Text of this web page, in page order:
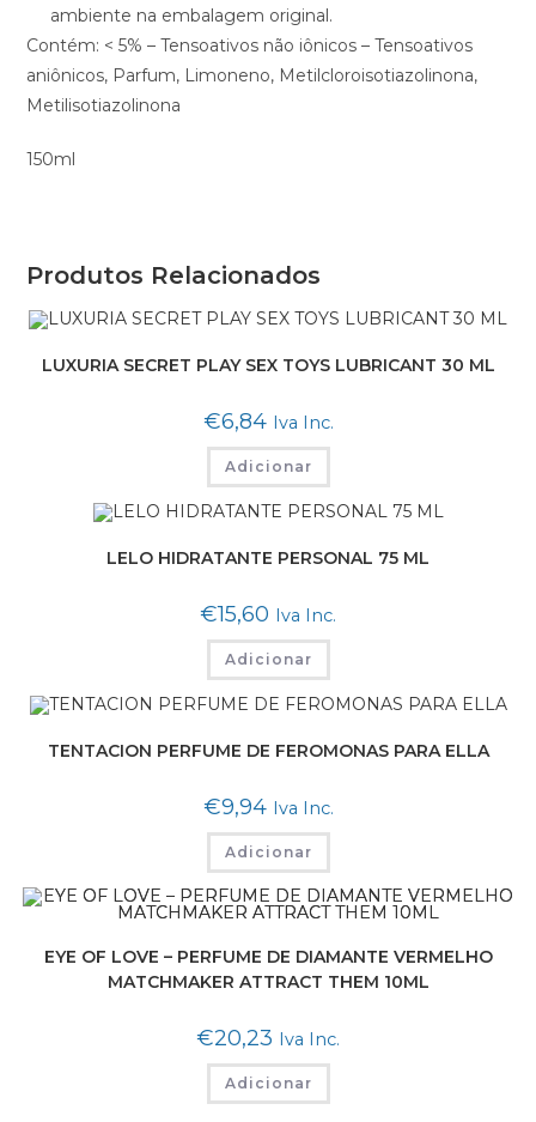
ambiente na embalagem original.
Contém: < 5% – Tensoativos não iônicos – Tensoativos
aniônicos, Parfum, Limoneno, Metilcloroisotiazolinona,
Metilisotiazolinona
150ml
Produtos Relacionados
LUXURIA SECRET PLAY SEX TOYS LUBRICANT 30 ML
€6,84 Iva Inc.
Adicionar
LELO HIDRATANTE PERSONAL 75 ML
€15,60 Iva Inc.
Adicionar
TENTACION PERFUME DE FEROMONAS PARA ELLA
€9,94 Iva Inc.
Adicionar
EYE OF LOVE – PERFUME DE DIAMANTE VERMELHO
MATCHMAKER ATTRACT THEM 10ML
€20,23 Iva Inc.
Adicionar